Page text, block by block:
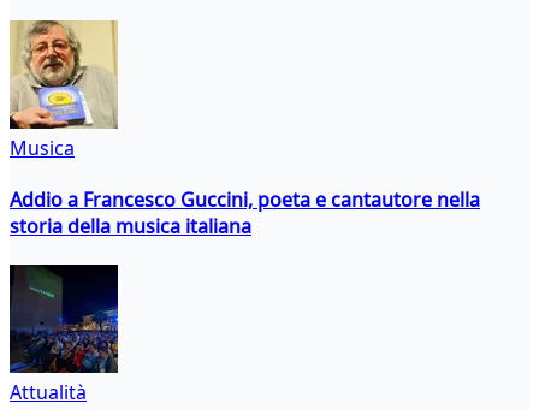
Musica
Addio a Francesco Guccini, poeta e cantautore nella
storia della musica italiana
Attualità